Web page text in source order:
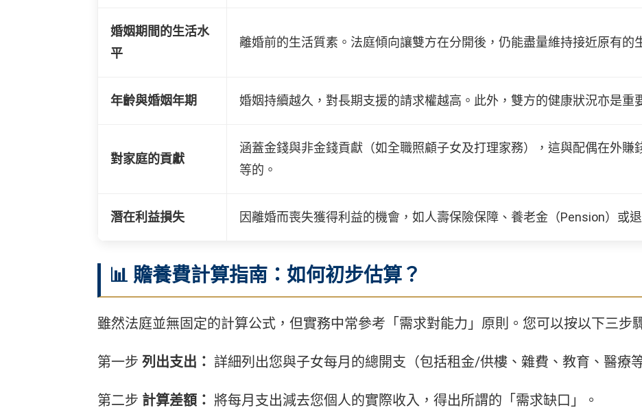
婚姻期間的生活水
平
離婚前的生活質素。法庭傾向讓雙方在分開後，仍能盡量維持接近原有的
年齡與婚姻年期 婚姻持續越久，對長期支援的請求權越高。此外，雙方的健康狀況亦是重
對家庭的貢獻
涵蓋金錢與非金錢貢獻（如全職照顧子女及打理家務），這與配偶在外賺
等的。
潛在利益損失 因離婚而喪失獲得利益的機會，如人壽保險保障、養老金（Pension）或
📊 贍養費計算指南：如何初步估算？
雖然法庭並無固定的計算公式，但實務中常參考「需求對能力」原則。您可以按以下三步
第一步 列出支出： 詳細列出您與子女每月的總開支（包括租金/供樓、雜費、教育、醫療
第二步 計算差額： 將每月支出減去您個人的實際收入，得出所謂的「需求缺口」。